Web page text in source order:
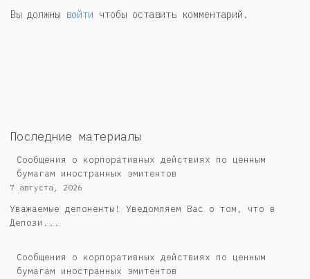
Вы должны войти чтобы оставить комментарий.
Последние материалы
Сообщения о корпоративных действиях по ценным
бумагам иностранных эмитентов
7 августа, 2026
Уважаемые депоненты! Уведомляем Вас о том, что в
Депози...
Сообщения о корпоративных действиях по ценным
бумагам иностранных эмитентов